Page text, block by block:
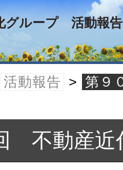
グループ 活動報告
活動報告 > 第９
不動産近